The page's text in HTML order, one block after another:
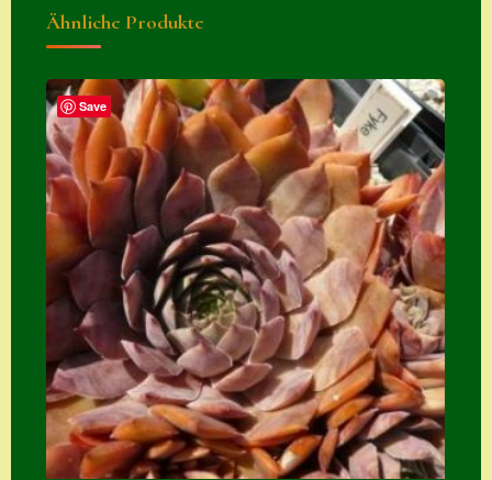
Versand von
Semps
Warenkorb
Warenkorb
Widerrufsbelehru
ng
Zahlung
Zahlungs- &
Versandinfos
Zubehör
Zubehör
Ähnliche Produkte
Save